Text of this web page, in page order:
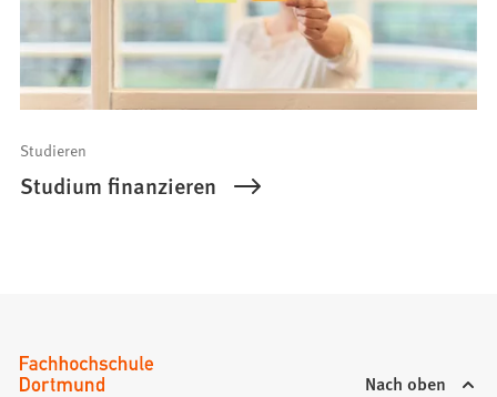
Studieren
Studium finanzieren
Nach oben